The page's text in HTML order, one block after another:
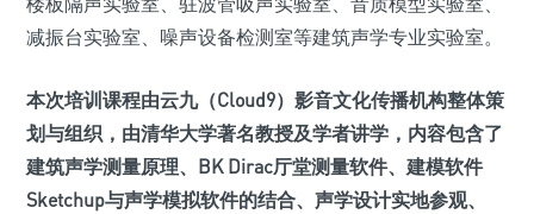
减振台实验室、噪声设备检测室等建筑声学专业实验室。
本次培训课程由云九（Cloud9）影音文化传播机构整体策
划与组织，由清华大学著名教授及学者讲学，内容包含了
建筑声学测量原理、BK Dirac厅堂测量软件、建模软件
Sketchup与声学模拟软件的结合、声学设计实地参观、